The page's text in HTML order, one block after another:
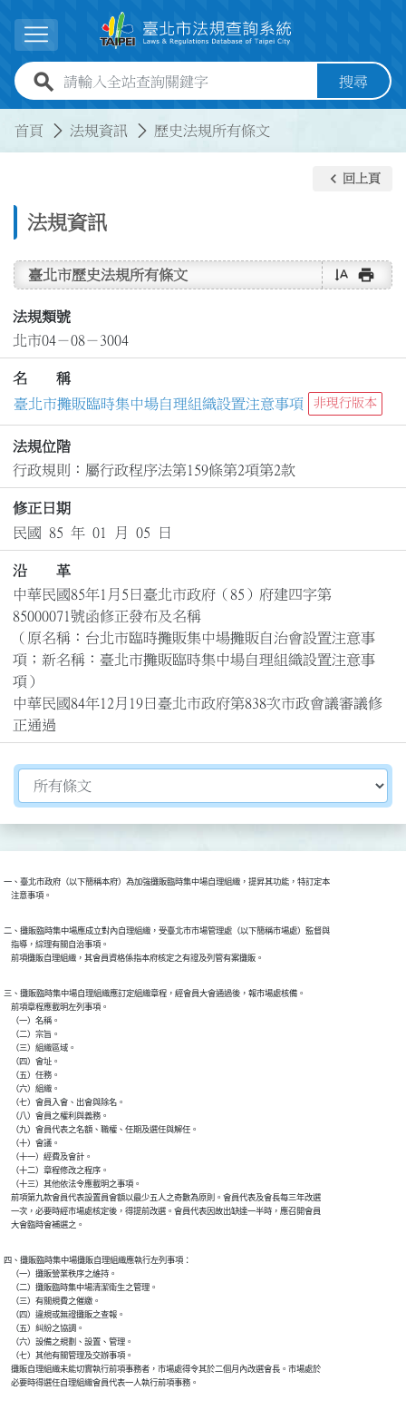
展開選單
全站查詢關鍵字欄位 搜尋
首頁 法規資訊 歷史法規所有條文
法規資訊
keyboard_arrow_left 回上頁
臺北市歷史法規所有條文 text_rotate_vertical print
法規類號
北市04－08－3004
名 稱
臺北市攤販臨時集中場自理組織設置注意事項
非現行版本
法規位階
行政規則：屬行政程序法第159條第2項第2款
修正日期
民國 85 年 01 月 05 日
沿 革
中華民國85年1月5日臺北市政府（85）府建四字第
85000071號函修正發布及名稱
（原名稱：台北市臨時攤販集中場攤販自治會設置注意事
項；新名稱：臺北市攤販臨時集中場自理組織設置注意事
項）
中華民國84年12月19日臺北市政府第838次市政會議審議修
正通過
切換選擇法規資訊內容
一、臺北市政府（以下簡稱本府）為加強攤販臨時集中場自理組織，提昇其功能，特訂定本
    注意事項。
二、攤販臨時集中場應成立對內自理組織，受臺北市市場管理處（以下簡稱市場處）監督與
    指導，綜理有關自治事項。
    前項攤販自理組織，其會員資格係指本府核定之有證及列管有案攤販。
三、攤販臨時集中場自理組織應訂定組織章程，經會員大會通過後，報市場處核備。
    前項章程應載明左列事項。
    （一）名稱。
    （二）宗旨。
    （三）組織區域。
    （四）會址。
    （五）任務。
    （六）組織。
    （七）會員入會、出會與除名。
    （八）會員之權利與義務。
    （九）會員代表之名額、職權、任期及選任與解任。
    （十）會議。
    （十一）經費及會計。
    （十二）章程修改之程序。
    （十三）其他依法令應載明之事項。
    前項第九款會員代表設置員會額以最少五人之奇數為原則。會員代表及會長每三年改選
    一次，必要時經市場處核定後，得提前改選。會員代表因故出缺達一半時，應召開會員
    大會臨時會補選之。
四、攤販臨時集中場攤販自理組織應執行左列事項：
    （一）攤販營業秩序之維持。
    （二）攤販臨時集中場清潔衛生之管理。
    （三）有關規費之催繳。
    （四）違規或無證攤販之查報。
    （五）糾紛之協調。
    （六）設備之規劃、設置、管理。
    （七）其他有關管理及交辦事項。
    攤販自理組織未能切實執行前項事務者，市場處得令其於二個月內改選會長。市場處於
    必要時得選任自理組織會員代表一人執行前項事務。